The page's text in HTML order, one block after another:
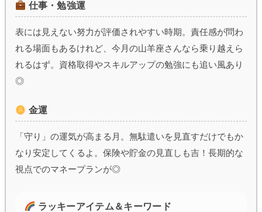
仕事・勉強運
表には見えない努力が評価されやすい時期。責任感が問わ
れる場面もあるけれど、今月の山羊座さんなら乗り越えら
れるはず。資格取得やスキルアップの勉強にも追い風あり
◎
金運
「守り」の運気が高まる月。無駄遣いを見直すだけでもか
なり安定してくるよ。保険や貯金の見直しも吉！長期的な
視点でのマネープランが◎
ラッキーアイテム＆キーワード